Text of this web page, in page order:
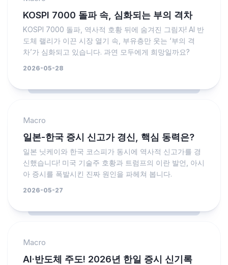
KOSPI 7000 돌파 속, 심화되는 부의 격차
KOSPI 7000 돌파, 역사적 호황 뒤에 숨겨진 그림자! AI 반
도체 랠리가 이끈 시장 열기 속, 부유층만 웃는 ‘부의 격
차’가 심화되고 있습니다. 과연 모두에게 희망일까요?
2026-05-28
Macro
일본-한국 증시 신고가 경신, 핵심 동력은?
일본 닛케이와 한국 코스피가 동시에 역사적 신고가를 경
신했습니다! 미국 기술주 호황과 트럼프의 이란 발언, 아시
아 증시를 폭발시킨 진짜 원인을 파헤쳐 봅니다.
2026-05-27
Macro
AI·반도체 주도! 2026년 한일 증시 신기록